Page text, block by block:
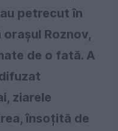
petrecut în
Roznov,
de o fată. A
ziarele
însoțită de